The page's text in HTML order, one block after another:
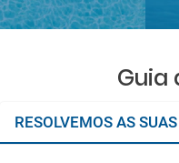
Guia
RESOLVEMOS AS